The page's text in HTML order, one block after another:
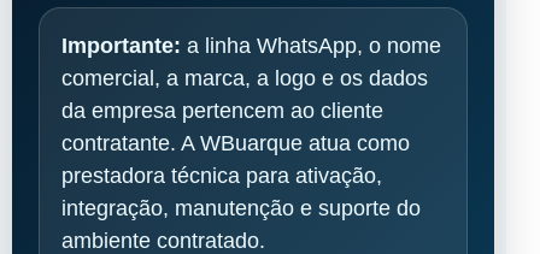
Importante: a linha WhatsApp, o nome
comercial, a marca, a logo e os dados
da empresa pertencem ao cliente
contratante. A WBuarque atua como
prestadora técnica para ativação,
integração, manutenção e suporte do
ambiente contratado.